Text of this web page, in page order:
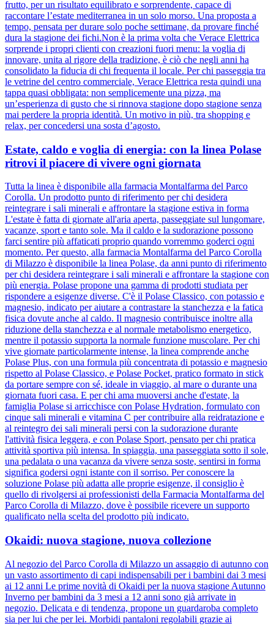
frutto, per un risultato equilibrato e sorprendente, capace di
raccontare l’estate mediterranea in un solo morso. Una proposta a
tempo, pensata per durare solo poche settimane, da provare finché
dura la stagione dei fichi.Non è la prima volta che Verace Elettrica
sorprende i propri clienti con creazioni fuori menu: la voglia di
innovare, unita al rigore della tradizione, è ciò che negli anni ha
consolidato la fiducia di chi frequenta il locale. Per chi passeggia tra
le vetrine del centro commerciale, Verace Elettrica resta quindi una
tappa quasi obbligata: non semplicemente una pizza, ma
un’esperienza di gusto che si rinnova stagione dopo stagione senza
mai perdere la propria identità. Un motivo in più, tra shopping e
relax, per concedersi una sosta d’agosto.
Estate, caldo e voglia di energia: con la linea Polase
ritrovi il piacere di vivere ogni giornata
Tutta la linea è disponibile alla farmacia Montalfarma del Parco
Corolla. Un prodotto punto di riferimento per chi desidera
reintegrare i sali minerali e affrontare la stagione estiva in forma
L'estate è fatta di giornate all'aria aperta, passeggiate sul lungomare,
vacanze, sport e tanto sole. Ma il caldo e la sudorazione possono
farci sentire più affaticati proprio quando vorremmo goderci ogni
momento. Per questo, alla farmacia Montalfarma del Parco Corolla
di Milazzo è disponibile la linea Polase, da anni punto di riferimento
per chi desidera reintegrare i sali minerali e affrontare la stagione con
più energia. Polase propone una gamma di prodotti studiata per
rispondere a esigenze diverse. C'è il Polase Classico, con potassio e
magnesio, indicato per aiutare a contrastare la stanchezza e la fatica
fisica dovute anche al caldo. Il magnesio contribuisce inoltre alla
riduzione della stanchezza e al normale metabolismo energetico,
mentre il potassio supporta la normale funzione muscolare. Per chi
vive giornate particolarmente intense, la linea comprende anche
Polase Plus, con una formula più concentrata di potassio e magnesio
rispetto al Polase Classico, e Polase Pocket, pratico formato in stick
da portare sempre con sé, ideale in viaggio, al mare o durante una
giornata fuori casa. E per chi ama muoversi anche d'estate, la
famiglia Polase si arricchisce con Polase Hydration, formulato con
cinque sali minerali e vitamina C per contribuire alla reidratazione e
al reintegro dei sali minerali persi con la sudorazione durante
l'attività fisica leggera, e con Polase Sport, pensato per chi pratica
attività sportiva più intensa. In spiaggia, una passeggiata sotto il sole,
una pedalata o una vacanza da vivere senza soste, sentirsi in forma
significa godersi ogni istante con il sorriso. Per conoscere la
soluzione Polase più adatta alle proprie esigenze, il consiglio è
quello di rivolgersi ai professionisti della Farmacia Montalfarma del
Parco Corolla di Milazzo, dove è possibile ricevere un supporto
qualificato nella scelta del prodotto più indicato.
Okaidi: nuova stagione, nuova collezione
Al negozio del Parco Corolla di Milazzo un assaggio di autunno con
un vasto assortimento di capi indispensabili per i bambini dai 3 mesi
ai 12 anni Le prime novità di Okaidi per la nuova stagione Autunno
Inverno per bambini da 3 mesi a 12 anni sono già arrivate in
negozio. Delicata e di tendenza, propone un guardaroba completo
sia per lui che per lei. Morbidi pantaloni regolabili grazie ai